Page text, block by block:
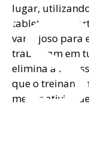
lugar,
tablets ou
vantajoso para
trabalham em
elimina a
que o
menor